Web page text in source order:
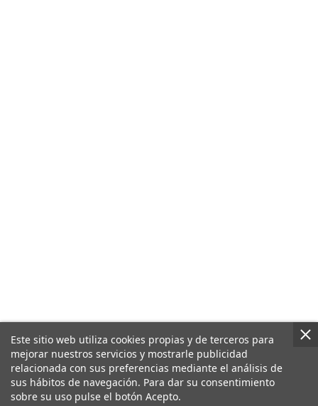
Este sitio web utiliza cookies propias y de terceros para
mejorar nuestros servicios y mostrarle publicidad
relacionada con sus preferencias mediante el análisis de
sus hábitos de navegación. Para dar su consentimiento
sobre su uso pulse el botón Acepto.